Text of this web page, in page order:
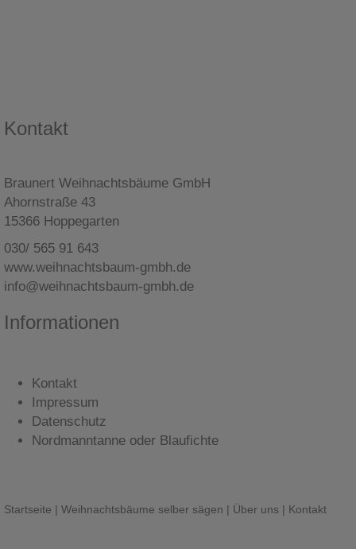
Kontakt
Braunert Weihnachtsbäume GmbH
Ahornstraße 43
15366 Hoppegarten
030/ 565 91 643
www.weihnachtsbaum-gmbh.de
info@weihnachtsbaum-gmbh.de
Informationen
Kontakt
Impressum
Datenschutz
Nordmanntanne oder Blaufichte
Startseite | Weihnachtsbäume selber sägen | Über uns | Kontakt